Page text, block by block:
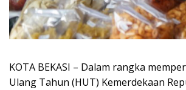
KOTA BEKASI – Dalam rangka
Ulang Tahun (HUT) Kemerdekaan